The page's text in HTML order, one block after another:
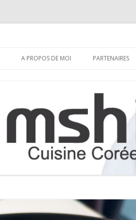
au
A PROPOS DE MOI PARTENAIRES